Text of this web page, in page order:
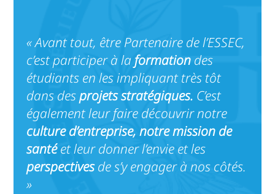
« Avant tout, être Partenaire de l’ESSEC,
c’est participer à la formationdes
étudiants en les impliquant très tôt
dans desprojets stratégiques. C’est
également leur faire découvrir notre
culture d’entreprise, notre mission de
santéet leur donner l’envie et les
perspectivesde s’y engager à nos côtés.
»